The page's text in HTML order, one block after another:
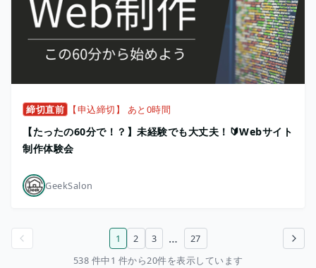
締切直前 【申込締切】 あと0時間
【たったの60分で！？】未経験でも大丈夫！🔰Webサイト
制作体験会
GeekSalon
次のページ
1 2 3 …
27
538 件中1 件から20件を表示しています